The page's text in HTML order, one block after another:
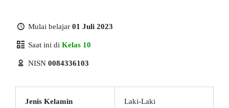
Mulai belajar 01 Juli 2023
Saat ini di Kelas 10
NISN 0084336103
Jenis Kelamin Laki-Laki